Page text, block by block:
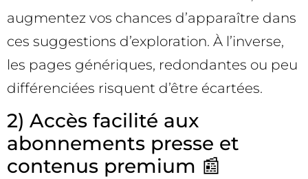
augmentez vos chances d’apparaître dans
ces suggestions d’exploration. À l’inverse,
les pages génériques, redondantes ou peu
différenciées risquent d’être écartées.
2) Accès facilité aux
abonnements presse et
contenus premium 📰